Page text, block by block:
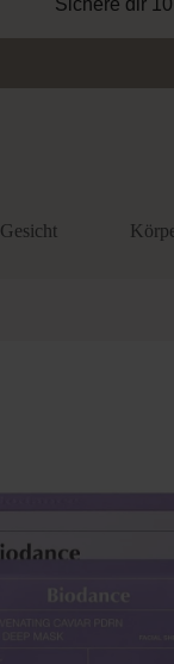
Sichere dir
Gesicht